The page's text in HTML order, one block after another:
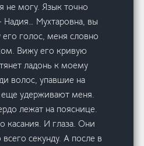
не могу. Язык точно
Надия… Мухтаровна, вы
голос, меня словно
Вижу его кривую
ладонь к моему
волос, упавшие на
еще удерживают меня.
лежат на пояснице.
касания. И глаза. Они
секунду. А после в